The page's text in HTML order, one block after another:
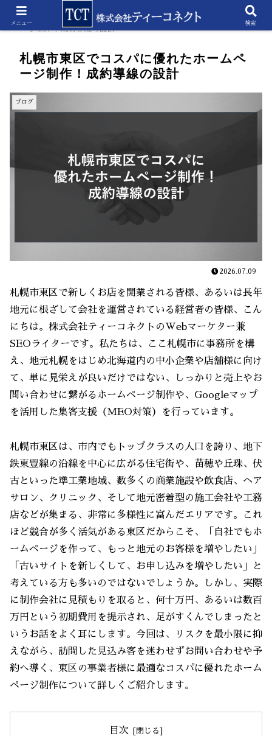
ホーム ブログ
札幌市東区でコスパに優れたホーム
ページ制作！成約導線の設計
札幌市東区でコスパに優れたホームペ
ージ制作！成約導線の設計
ブログ
2026.07.09
札幌市東区で新しくお店を開業される皆様、あるいは長年
地元に根ざして会社を運営されている経営者の皆様、こん
にちは。株式会社ティーコネクトのWebマーケター兼
SEOライターです。私たちは、ここ札幌市に事務所を構
え、地元札幌をはじめ北海道内の中小企業や店舗様に向け
て、単に見栄えが良いだけではない、しっかりと売上やお
問い合わせに繋がるホームページ制作や、Googleマップ
を活用した集客支援（MEO対策）を行っています。
札幌市東区は、市内でもトップクラスの人口を誇り、地下
鉄東豊線の沿線を中心に広がる住宅街や、苗穂や丘珠、伏
古といった準工業地域、数多くの商業施設や飲食店、ヘア
サロン、クリニック、そして地元密着型の施工会社や工務
店などが集まる、非常に多様性に富んだエリアです。これ
ほど競合が多く活気がある東区だからこそ、「自社でもホ
ームページを作って、もっと地元のお客様を増やしたい」
「古いサイトを新しくして、お申し込みを増やしたい」と
考えている方も多いのではないでしょうか。しかし、実際
に制作会社に見積もりを取ると、何十万円、あるいは数百
万円という初期費用を提示され、足がすくんでしまったと
いうお話をよく耳にします。今回は、リスクを最小限に抑
えながら、訪問した見込み客を迷わせずお問い合わせや予
約へ導く、東区の事業者様に最適なコスパに優れたホーム
ページ制作について詳しくご紹介します。
目次
メニュー 検索